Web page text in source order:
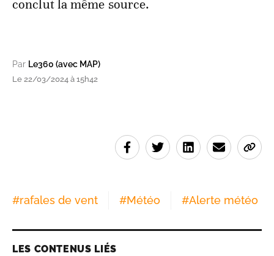
conclut la même source.
Par Le360 (avec MAP)
Le 22/03/2024 à 15h42
#rafales de vent #Météo #Alerte météo
LES CONTENUS LIÉS